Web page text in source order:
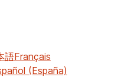
語Français
(España)